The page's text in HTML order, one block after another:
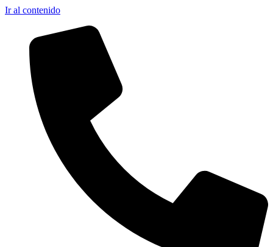
Ir al contenido